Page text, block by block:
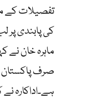
تفصیلات کے
کی پابندی پر
ماہرہ خان نے
صرف پاکستان
ہے۔اداکارہ